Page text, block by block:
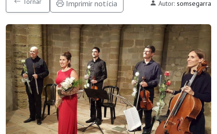
Imprimir notícia Autor: somsegarra